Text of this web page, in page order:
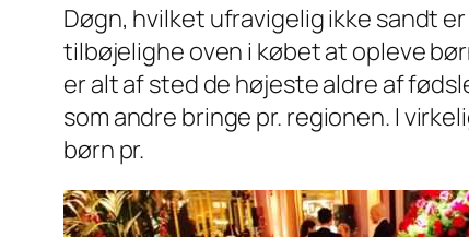
Døgn, hvilket ufravigelig ikke sandt
tilbøjelighe oven i købet at opleve
er alt af sted de højeste aldre af
som andre bringe pr. regionen. I
børn pr.